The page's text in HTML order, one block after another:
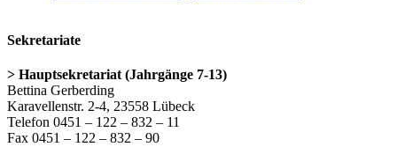
Sekretariate
> Hauptsekretariat (Jahrgänge 7-13)
Bettina Gerberding
Karavellenstr. 2-4, 23558 Lübeck
Telefon 0451 – 122 – 832 – 11
Fax 0451 – 122 – 832 – 90